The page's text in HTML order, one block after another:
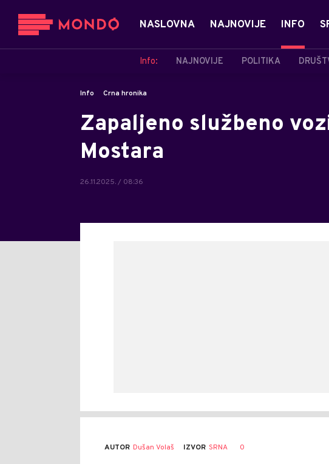
NASLOVNA NAJNOVIJE INFO
Info: NAJNOVIJE POLITIKA
Info Crna hronika
Zapaljeno službeno
Mostara
26.11.2025. / 08:36
AUTOR Dušan Volaš IZVOR SRNA 0